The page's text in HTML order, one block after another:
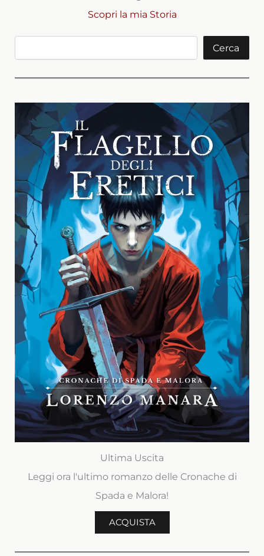
Scopri la mia Storia
Cerca
Cerca
Ultima Uscita
Leggi ora l'ultimo romanzo delle Cronache di
Spada e Malora!
ACQUISTA